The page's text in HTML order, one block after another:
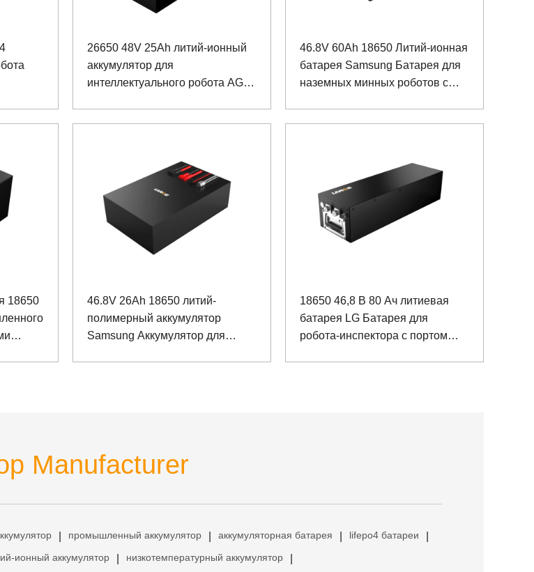
26650 48V 25Ah литий-ионный
аккумулятор для
интеллектуального робота AGV
46.8V 60Ah 18650 Литий-ионная
батарея Samsung Батарея для
наземных минных роботов с
18650
46.8V 26Ah 18650 литий-
полимерный аккумулятор
Samsung Аккумулятор для
18650 46,8 В 80 Ач литиевая
батарея LG Батарея для
робота-инспектора с портом
Manufacturer
промышленный аккумулятор аккумуляторная батарея lifepo4 батареи
ионный аккумулятор низкотемпературный аккумулятор